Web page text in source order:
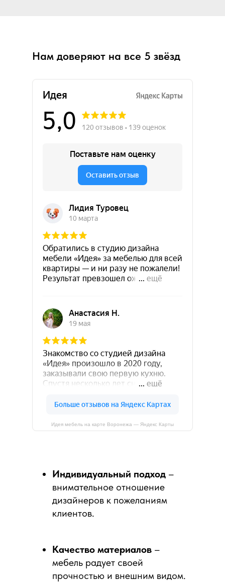
Идея мебель на карте Воронежа — Яндекс Карты
Нам доверяют на все 5 звёзд
Индивидуальный подход –
внимательное отношение
дизайнеров к пожеланиям
клиентов.
Качество материалов –
мебель радует своей
прочностью и внешним видом.